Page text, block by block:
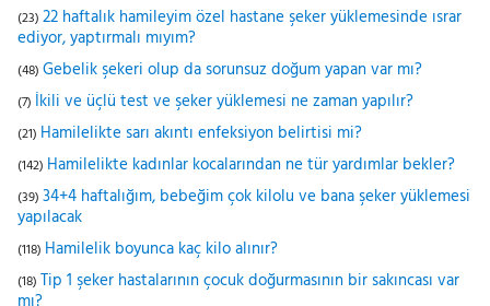
(23) 22 haftalık hamileyim özel hastane şeker yüklemesinde ısrar
ediyor, yaptırmalı mıyım?
(48) Gebelik şekeri olup da sorunsuz doğum yapan var mı?
(7) İkili ve üçlü test ve şeker yüklemesi ne zaman yapılır?
(21) Hamilelikte sarı akıntı enfeksiyon belirtisi mi?
(142) Hamilelikte kadınlar kocalarından ne tür yardımlar bekler?
(39) 34+4 haftalığım, bebeğim çok kilolu ve bana şeker yüklemesi
yapılacak
(118) Hamilelik boyunca kaç kilo alınır?
(18) Tip 1 şeker hastalarının çocuk doğurmasının bir sakıncası var